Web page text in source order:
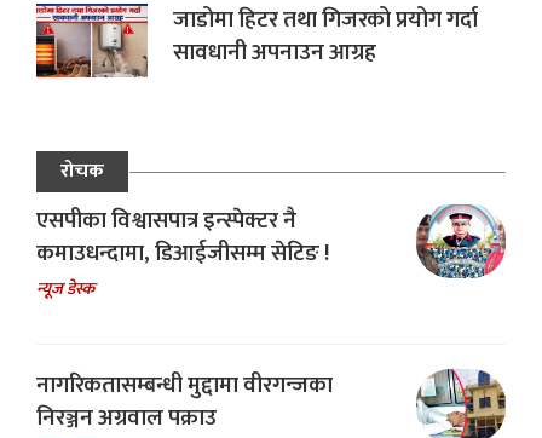
जाडोमा हिटर तथा गिजरको प्रयोग गर्दा
सावधानी अपनाउन आग्रह
रोचक
एसपीका विश्वासपात्र इन्स्पेक्टर नै
कमाउधन्दामा, डिआईजीसम्म सेटिङ !
न्यूज डेस्क
नागरिकतासम्बन्धी मुद्दामा वीरगन्जका
निरञ्जन अग्रवाल पक्राउ